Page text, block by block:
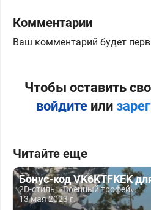
Комментарии
Ваш комментарий будет
Чтобы оставить
войдитеили
Читайте еще
Бонус-код VK6KTFKEK
2D-cтиль: «Военный трофей».
13 мая 2023 г.